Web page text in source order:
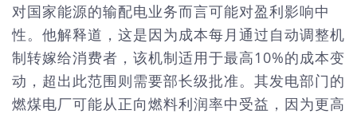
对国家能源的输配电业务而言可能对盈利影响中
性。他解释道，这是因为成本每月通过自动调整机
制转嫁给消费者，该机制适用于最高10%的成本变
动，超出此范围则需要部长级批准。其发电部门的
燃煤电厂可能从正向燃料利润率中受益，因为更高